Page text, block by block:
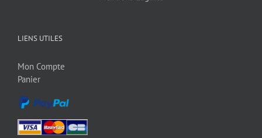
LIENS UTILES
Mon Compte
Panier